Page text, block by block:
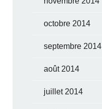
octobre 2014
septembre 2014
août 2014
juillet 2014